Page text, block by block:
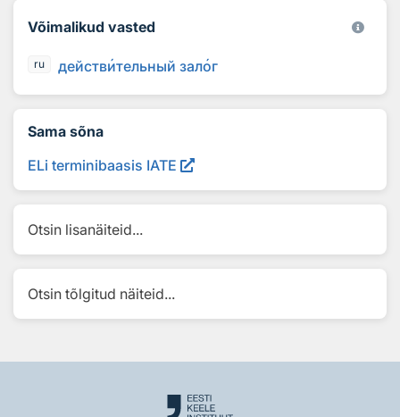
Võimalikud vasted
ru действительный залог
Sama sõna
ELi terminibaasis IATE
Otsin lisanäiteid...
Otsin tõlgitud näiteid...